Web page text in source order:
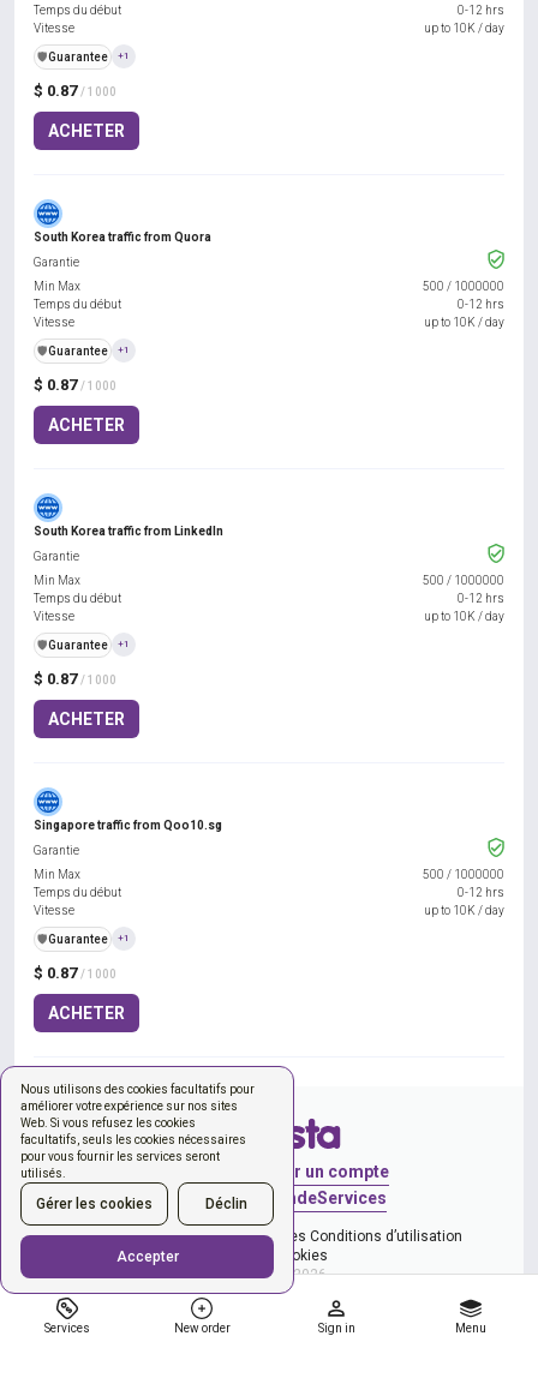
Nous utilisons des cookies facultatifs pour
améliorer votre expérience sur nos sites
Web. Si vous refusez les cookies
facultatifs, seuls les cookies nécessaires
pour vous fournir les services seront
utilisés.
Gérer les cookies Déclin
Accepter
Services New order Sign in Menu
$ 0.87 / 1000
ACHETER
Temps du début
0-12 hrs
Vitesse
up to 10K / day
️🛡️Guarantee +1
South Korea traffic from Quora
$ 0.87 / 1000
ACHETER
Garantie
Min Max
500 / 1000000
Temps du début
0-12 hrs
Vitesse
up to 10K / day
️🛡️Guarantee +1
South Korea traffic from LinkedIn
$ 0.87 / 1000
ACHETER
Garantie
Min Max
500 / 1000000
Temps du début
0-12 hrs
Vitesse
up to 10K / day
️🛡️Guarantee +1
Singapore traffic from Qoo10.sg
$ 0.87 / 1000
ACHETER
Garantie
Min Max
500 / 1000000
Temps du début
0-12 hrs
Vitesse
up to 10K / day
️🛡️Guarantee +1
Créer un compte
Nouvelle commandeServices
et la Politique de confidentialité
les Conditions d’utilisation
Gérer les cookies
Copyright © 2026